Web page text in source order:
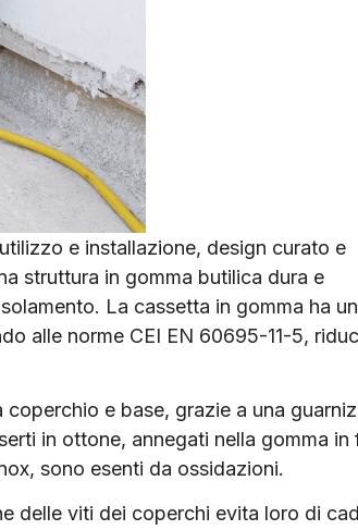
e installazione, design curato e
struttura in gomma butilica dura e
La cassetta in gomma ha un
alle norme CEI EN 60695-11-5,
e base, grazie a una
in ottone, annegati nella gomma in
sono esenti da ossidazioni.
delle viti dei coperchi evita loro di